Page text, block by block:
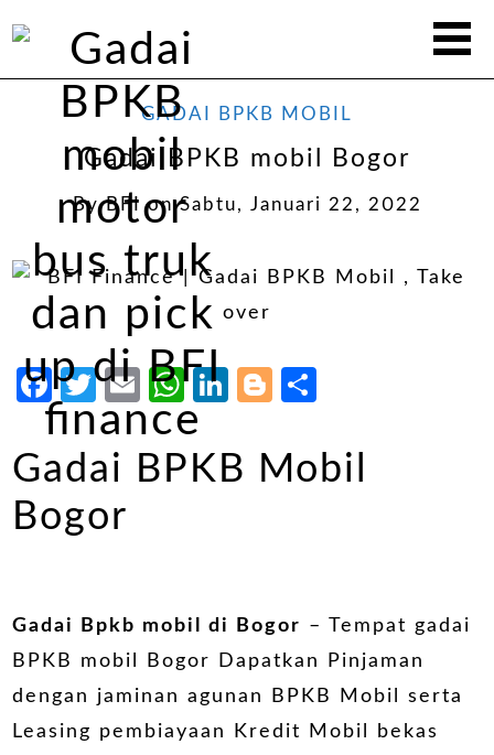
GADAI BPKB MOBIL
Gadai BPKB mobil Bogor
ByBFI onSabtu, Januari 22, 2022
Facebook
Twitter
EmailWhatsApp
LinkedIn
Blogger
Gadai BPKB Mobil
Bogor
Gadai Bpkb mobil di Bogor – Tempat gadai
BPKB mobil Bogor Dapatkan Pinjaman
dengan jaminan agunan BPKB Mobil serta
Leasing pembiayaan Kredit Mobil bekas